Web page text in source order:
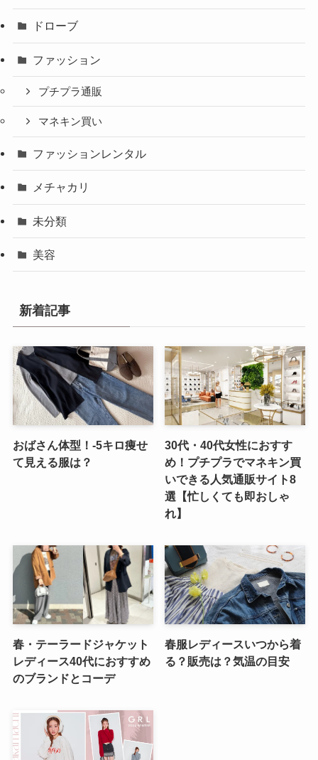
ドローブ
ファッション
プチプラ通販
マネキン買い
ファッションレンタル
メチャカリ
未分類
美容
新着記事
おばさん体型！-5キロ痩せ
て見える服は？
30代・40代女性におすす
め！プチプラでマネキン買
いできる人気通販サイト8
選【忙しくても即おしゃ
れ】
春・テーラードジャケット
レディース40代におすすめ
のブランドとコーデ
春服レディースいつから着
る？販売は？気温の目安